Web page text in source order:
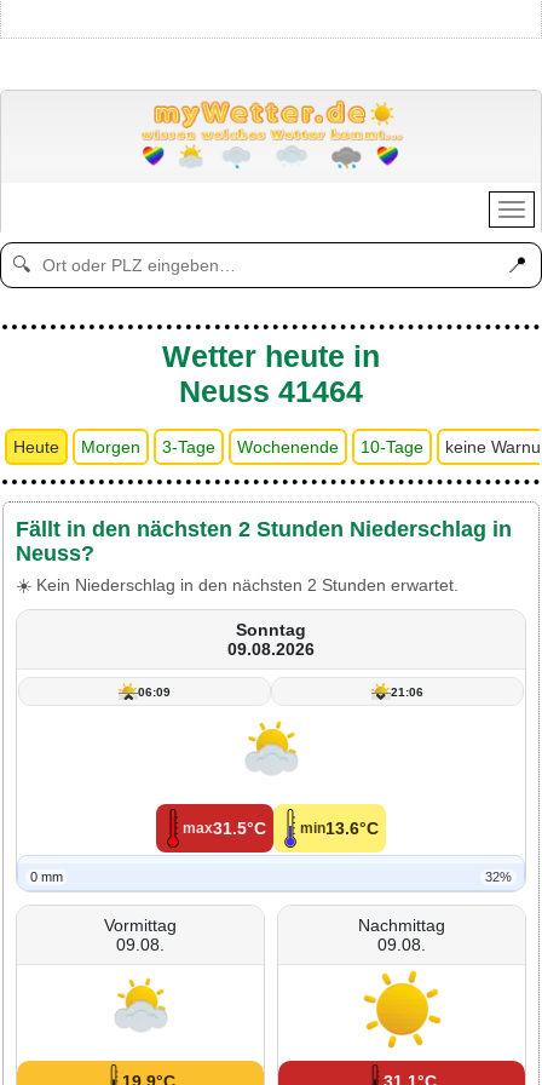
🔍 📍
Wetter heute in
Neuss 41464
Heute Morgen 3-Tage Wochenende 10-Tage keine
Fällt in den nächsten 2 Stunden Niederschlag in
Neuss?
☀️ Kein Niederschlag in den nächsten 2 Stunden erwartet.
Sonntag
09.08.2026
06:09 21:06
max31.5°C min13.6°C
0 mm 32%
Vormittag
09.08.
Nachmittag
09.08.